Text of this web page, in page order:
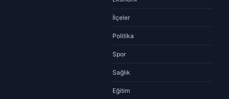
İlçeler
Politika
Spor
Sağlık
Eğitim